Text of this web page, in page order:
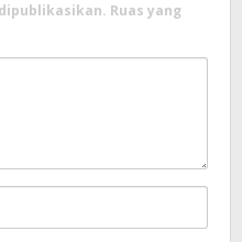
Ruas yang